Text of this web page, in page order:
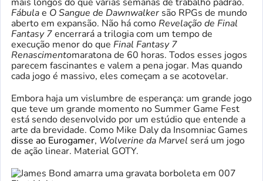
mais longos do que várias semanas de trabalho padrão.
Fábulae O Sangue de Dawnwalker são RPGs de mundo
aberto em expansão. Não há como Revelação de Final
Fantasy 7encerrará a trilogia com um tempo de
execução menor do que Final Fantasy 7
Renascimentomaratona de 60 horas. Todos esses jogos
parecem fascinantes e valem a pena jogar. Mas quando
cada jogo é massivo, eles começam a se acotovelar.
Embora haja um vislumbre de esperança: um grande jogo
que teve um grande momento no Summer Game Fest
está sendo desenvolvido por um estúdio que entende a
arte da brevidade. Como Mike Daly da Insomniac Games
disse ao Eurogamer, Wolverine da Marvel será um jogo
de ação linear. Material GOTY.